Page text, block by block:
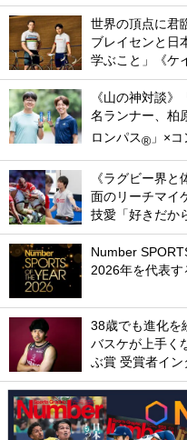
世界の頂点に君
ブレイセンと日
学ぶこと」《ケ
《山の神対談
名ランナー、柏
ロンパス® 」×
《ラグビー界
面のリーチマイ
技愛「好きだか
Number
2026年を代表
38歳でも進化を
バスケが上手く
ぶ賞 受賞者イン